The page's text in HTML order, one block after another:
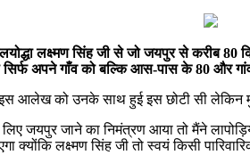
लक्ष्मण सिंह जी से जो जयपुर से करीब
सिर्फ अपने गाँव को बल्कि आस-पास के 80 और
आलेख को उनके साथ हुई इस छोटी सी लेकिन
जयपुर जाने का निमंत्रण आया तो मैंने
क्योंकि लक्ष्मण सिंह जी तो स्वयं किसी